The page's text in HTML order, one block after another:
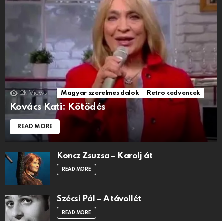
2k Views Magyar szerelmes dalok Retro kedvencek
Kovács Kati: Kötődés
READ MORE
Koncz Zsuzsa – Karolj át
READ MORE
Szécsi Pál – A távollét
READ MORE